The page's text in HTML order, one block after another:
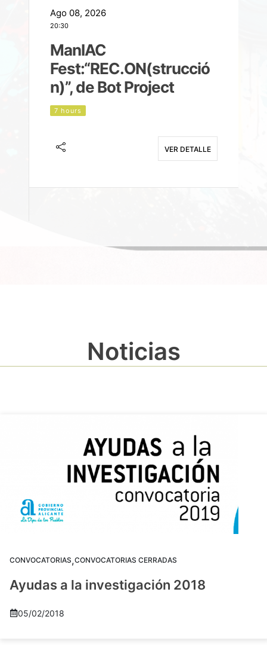
Ago 08, 2026
20:30
ManIAC
Fest:“REC.ON(strucció
n)”, de Bot Project
7 hours
VER DETALLE
Noticias
CONVOCATORIAS,CONVOCATORIAS CERRADAS
Ayudas a la investigación 2018
05/02/2018